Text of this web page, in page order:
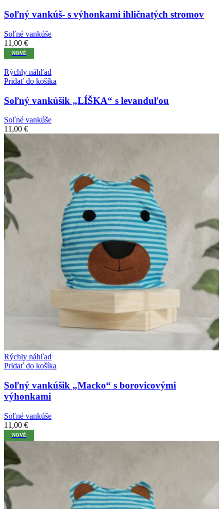
Soľný vankúš- s výhonkami ihličnatých stromov
Soľné vankúše
11,00 €
NOVÉ
Rýchly náhľad
Pridať do košíka
Soľný vankúšik „LÍŠKA“ s levanduľou
Soľné vankúše
11,00 €
Rýchly náhľad
Pridať do košíka
Soľný vankúšik „Macko“ s borovicovými
výhonkami
Soľné vankúše
11,00 €
NOVÉ